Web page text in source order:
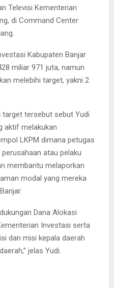
Televisi Kementerian
di Command Center
Kabupaten Banjar
miliar 971 juta, namun
melebihi target, yakni 2
target tersebut sebut Yudi
aktif melakukan
LKPM dimana petugas
atau pelaku
membantu melaporkan
modal yang mereka
Dana Alokasi
Investasi serta
dan misi kepala daerah
jelas Yudi.